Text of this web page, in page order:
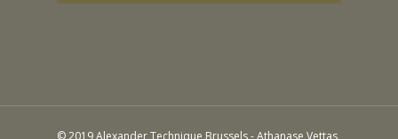
© 2019 Alexander Technique Brussels - Athanase Vettas